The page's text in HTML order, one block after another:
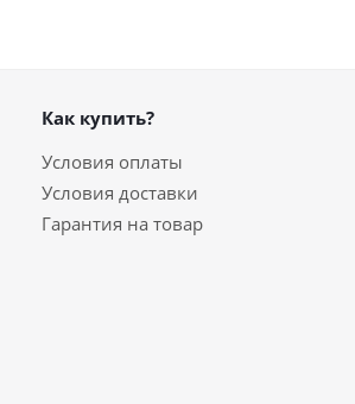
Как купить?
Условия оплаты
Условия доставки
Гарантия на товар